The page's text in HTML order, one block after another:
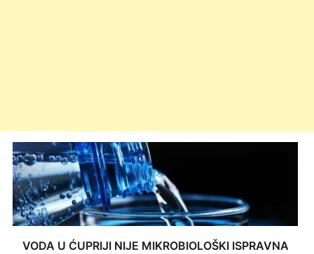
VODA U ĆUPRIJI NIJE MIKROBIOLOŠKI ISPRAVNA